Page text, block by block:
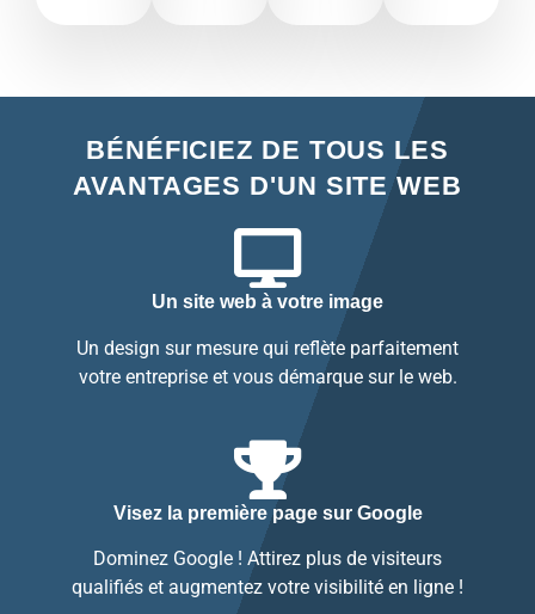
BÉNÉFICIEZ DE TOUS LES
AVANTAGES D'UN SITE WEB
Un site web à votre image
Un design sur mesure qui reflète parfaitement
votre entreprise et vous démarque sur le web.
Visez la première page sur Google
Dominez Google ! Attirez plus de visiteurs
qualifiés et augmentez votre visibilité en ligne !